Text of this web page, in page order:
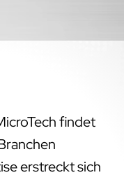
findet
erstreckt sich